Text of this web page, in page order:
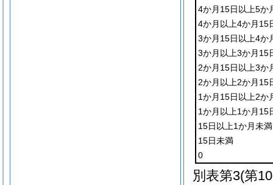
4か月15日以上5か
4か月以上4か月15
3か月15日以上4か
3か月以上3か月15
2か月15日以上3か
2か月以上2か月15
1か月15日以上2か
1か月以上1か月15
15日以上1か月未満
15日未満
0
別表第3(第